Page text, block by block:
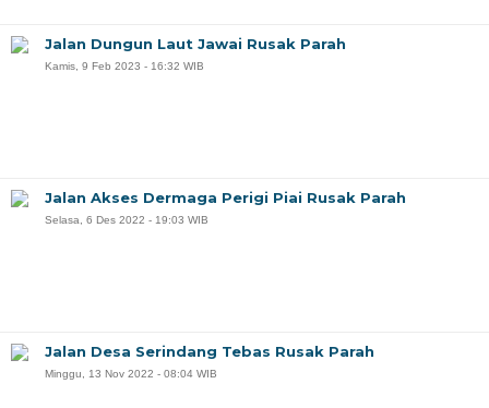
Jalan Dungun Laut Jawai Rusak Parah
Kamis, 9 Feb 2023 - 16:32 WIB
Jalan Akses Dermaga Perigi Piai Rusak Parah
Selasa, 6 Des 2022 - 19:03 WIB
Jalan Desa Serindang Tebas Rusak Parah
Minggu, 13 Nov 2022 - 08:04 WIB